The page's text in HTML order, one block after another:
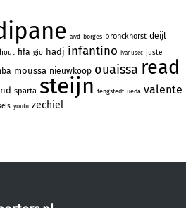
aivd borges bronckhorst deijl
fifa gio hadj infantino ivanusec juste
moussa nieuwkoop ouaissa read
sparta steijn tengstedt ueda valente
youtu zechiel